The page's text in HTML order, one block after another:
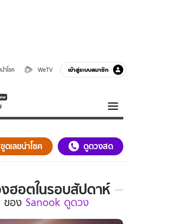
ำโชค WeTV เข้าสู่ระบบสมาชิก
ความรู้รอบตัว
ฮาวทู
ขูดเลขนำโชค ดูดวงสด
งฮอตในรอบสัปดาห์
ของ Sanook ดูดวง